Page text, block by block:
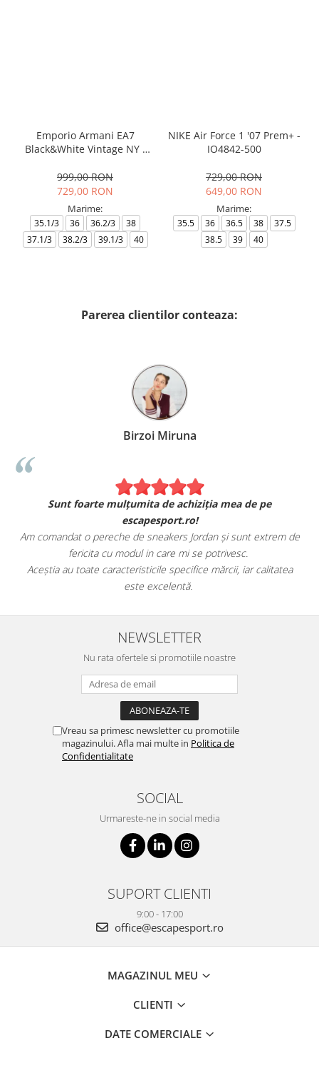
Emporio Armani EA7
Black&White Vintage NY -
999,00 RON
729,00 RON
Marime:
35.1/3 36 36.2/3
38
37.1/3
38.2/3 39.1/3 40
NIKE Air Force 1 '07 Prem+ -
IO4842-500
729,00 RON
649,00 RON
Marime:
35.5 36 36.5 38
37.5
38.5
39 40
Parerea clientilor conteaza:
Birzoi Miruna
Sunt foarte mulțumita de achiziția mea de pe
escapesport.ro!
Am comandat o pereche de sneakers Jordan și sunt extrem de
fericita cu modul in care mi se potrivesc.
Aceștia au toate caracteristicile specifice mărcii, iar calitatea
este excelentă.
NEWSLETTER
Nu rata ofertele si promotiile noastre
Vreau sa primesc newsletter cu promotiile
magazinului. Afla mai multe in Politica de
Confidentialitate
SOCIAL
Urmareste-ne in social media
SUPORT CLIENTI
9:00 - 17:00
office@escapesport.ro
MAGAZINUL MEU
CLIENTI
DATE COMERCIALE